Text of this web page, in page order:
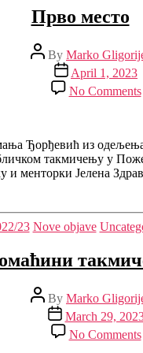
Прво место
Post
author
By Marko
Post
date
April 1, 2023
No Comments
Ђорђевић из одељења
такмичењу у
и менторки Јелена
Categories
23 Nove objave
Post
author
By Marko
Post
date
March 29,
No Comments